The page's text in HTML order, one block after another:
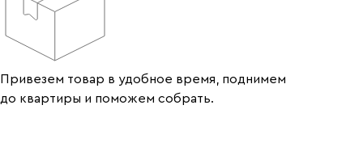
Привезем товар в удобное время, поднимем
до квартиры и поможем собрать.